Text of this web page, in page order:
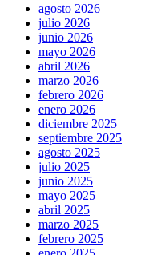
agosto 2026
julio 2026
junio 2026
mayo 2026
abril 2026
marzo 2026
febrero 2026
enero 2026
diciembre 2025
septiembre 2025
agosto 2025
julio 2025
junio 2025
mayo 2025
abril 2025
marzo 2025
febrero 2025